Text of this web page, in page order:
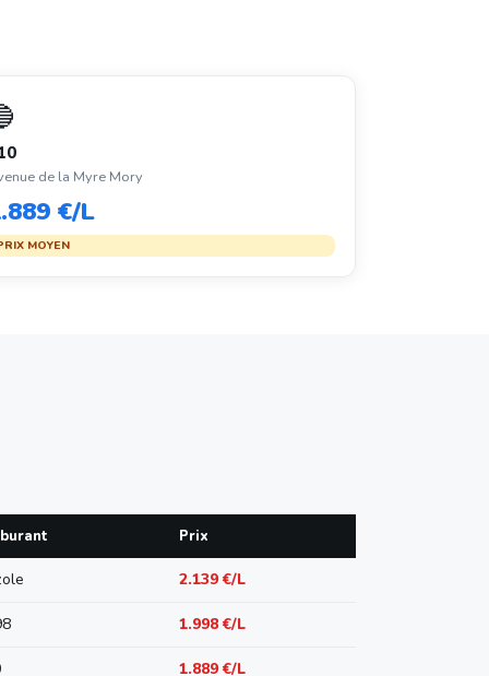
de la Myre Mory
€/L
MOYEN
Prix
2.139 €/L
1.998 €/L
1.889 €/L